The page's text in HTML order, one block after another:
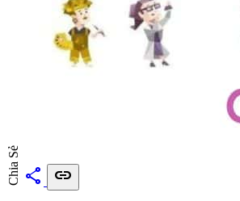
Chia Sẻ share link